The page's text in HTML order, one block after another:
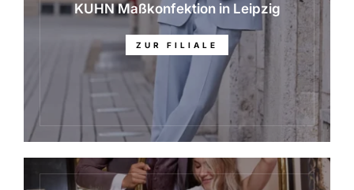
KUHN Maßkonfektion in Leipzig
ZUR FILIALE